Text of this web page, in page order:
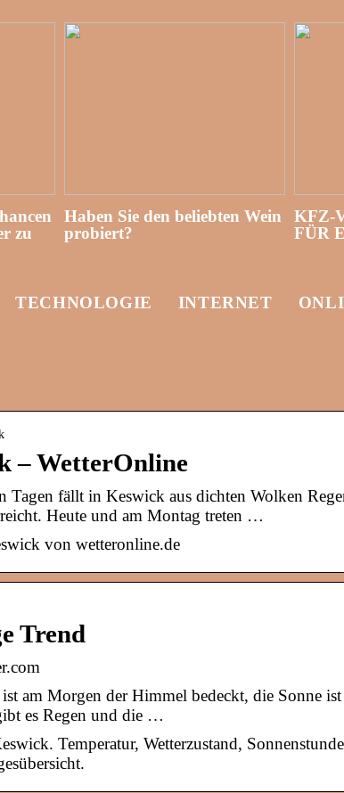
zu
Haben Sie den beliebten Wein
probiert?
KFZ-
FÜR
TECHNOLOGIE INTERNET
– WetterOnline
Tagen fällt in Keswick aus dichten Wolken
Heute und am Montag treten …
von wetteronline.de
Trend
am Morgen der Himmel bedeckt, die Sonne
es Regen und die …
Temperatur, Wetterzustand,